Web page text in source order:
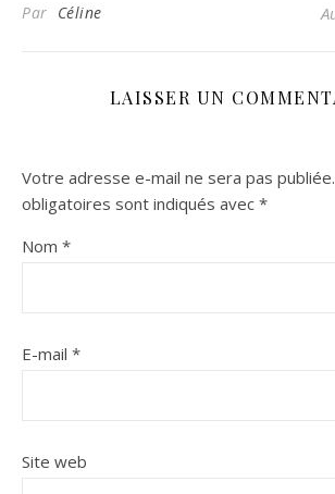
Par Céline
LAISSER UN
Votre adresse e-mail ne sera pas publiée.
obligatoires sont indiqués avec *
Nom *
E-mail *
Site web